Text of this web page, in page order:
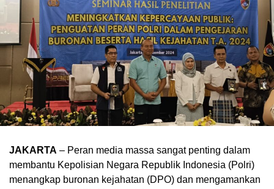
JAKARTA – Peran media massa sangat penting dalam
membantu Kepolisian Negara Republik Indonesia (Polri)
menangkap buronan kejahatan (DPO) dan mengamankan